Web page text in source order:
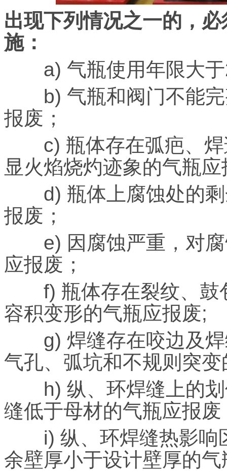
出现下列情况之一的，
施：
a) 气瓶使用年限大于
b) 气瓶和阀门不能完
报废；
c) 瓶体存在弧疤、焊
显火焰烧灼迹象的气瓶
d) 瓶体上腐蚀处的剩
报废；
e) 因腐蚀严重，对腐
应报废；
f) 瓶体存在裂纹、鼓
容积变形的气瓶应报废;
g) 焊缝存在咬边及焊
气孔、弧坑和不规则突
h) 纵、环焊缝上的划
缝低于母材的气瓶应报废
i) 纵、环焊缝热影响
余壁厚小于设计壁厚的